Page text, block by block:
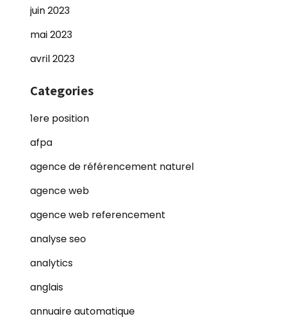
juin 2023
mai 2023
avril 2023
Categories
1ere position
afpa
agence de référencement naturel
agence web
agence web referencement
analyse seo
analytics
anglais
annuaire automatique